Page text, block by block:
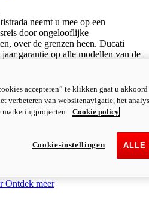
neemt u mee op een
door ongelooflijke
over de grenzen heen. Ducati
garantie op alle modellen van de
Vermogen
Koppel
Ontdek meer
accepteren” te klikken gaat u
verbeteren van websitenavigatie, het
Cookie policy
ALLE
Cookie-instellingen